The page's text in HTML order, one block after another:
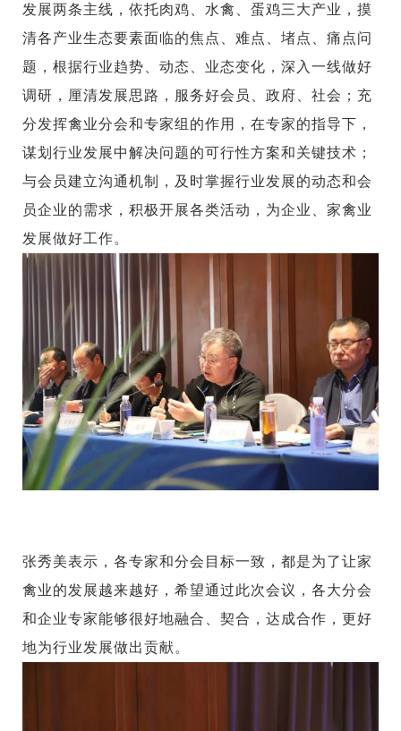
发展两条主线，依托肉鸡、水禽、蛋鸡三大产业，摸
清各产业生态要素面临的焦点、难点、堵点、痛点问
题，根据行业趋势、动态、业态变化，深入一线做好
调研，厘清发展思路，服务好会员、政府、社会；充
分发挥禽业分会和专家组的作用，在专家的指导下，
谋划行业发展中解决问题的可行性方案和关键技术；
与会员建立沟通机制，及时掌握行业发展的动态和会
员企业的需求，积极开展各类活动，为企业、家禽业
发展做好工作。
张秀美表示，各专家和分会目标一致，都是为了让家
禽业的发展越来越好，希望通过此次会议，各大分会
和企业专家能够很好地融合、契合，达成合作，更好
地为行业发展做出贡献。